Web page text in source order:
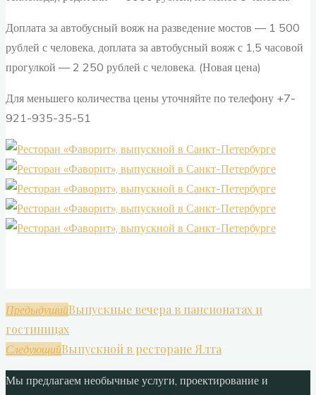
Доплата за автобусный вояж на разведение мостов — 1 500
рублей с человека, доплата за автобусный вояж с 1,5 часовой
прогулкой — 2 250 рублей с человека. (Новая цена)
Для меньшего количества цены уточняйте по телефону +7-
921-935-35-51
ПредыдущийВыпускные вечера в пансионатах и
гостиницах
СледующийВыпускной в ресторане Ялта
Мы предлагаем необычные услуги, проектирование и